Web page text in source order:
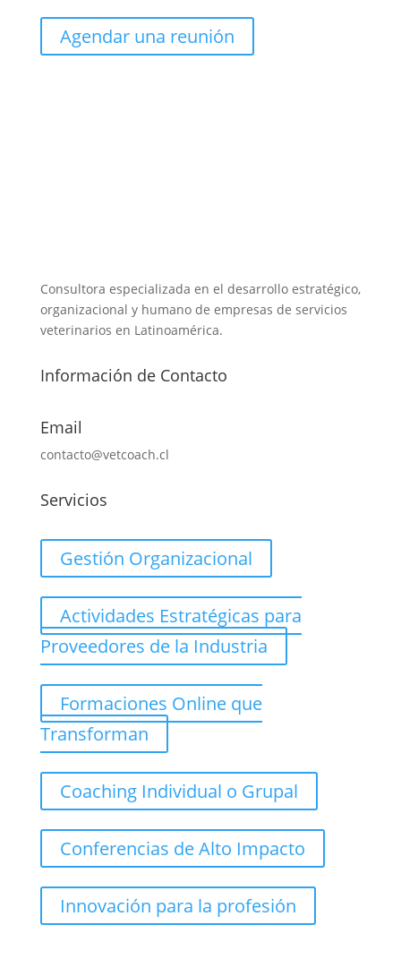
Agendar una reunión
Consultora especializada en el desarrollo estratégico,
organizacional y humano de empresas de servicios
veterinarios en Latinoamérica.
Información de Contacto
Email
contacto@vetcoach.cl
Servicios
Gestión Organizacional
Actividades Estratégicas para
Proveedores de la Industria
Formaciones Online que
Transforman
Coaching Individual o Grupal
Conferencias de Alto Impacto
Innovación para la profesión